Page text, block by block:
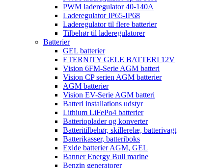
PWM laderegulator 40-140A
Laderegulator IP65-IP68
Laderegulator til flere batterier
Tilbehør til laderegulatorer
Batterier
GEL batterier
ETERNITY GELE BATTERI 12V
Vision 6FM-Serie AGM batteri
Vision CP serien AGM batterier
AGM batterier
Vision EV-Serie AGM batteri
Batteri installations udstyr
Lithium LiFePo4 batterier
Batterioplader og konverter
Batteritilbehør, skillerelæ, batterivagt
Batterikasser, batteriboks
Exide batterier AGM, GEL
Banner Energy Bull marine
Benzin generatorer